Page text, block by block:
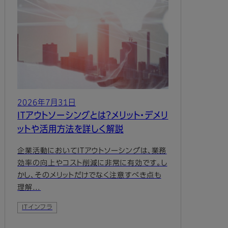
2026年7月31日
ITアウトソーシングとは？メリット・デメリ
ットや活用方法を詳しく解説
企業活動においてITアウトソーシングは、業務
効率の向上やコスト削減に非常に有効です。し
かし、そのメリットだけでなく注意すべき点も
理解…
ITインフラ